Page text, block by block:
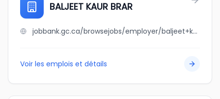
BALJEET KAUR BRAR
jobbank.gc.ca/browsejobs/employer/baljeet+kaur+brar/ca
Voir les emplois et détails